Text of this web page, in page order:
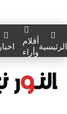
الرئيسيةأقلام
وأراء
اخبار